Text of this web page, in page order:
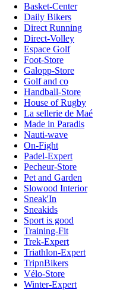
Basket-Center
Daily Bikers
Direct Running
Direct-Volley
Espace Golf
Foot-Store
Galopp-Store
Golf and co
Handball-Store
House of Rugby
La sellerie de Maé
Made in Paradis
Nauti-wave
On-Fight
Padel-Expert
Pecheur-Store
Pet and Garden
Slowood Interior
Sneak'In
Sneakids
Sport is good
Training-Fit
Trek-Expert
Triathlon-Expert
TripnBikers
Vélo-Store
Winter-Expert